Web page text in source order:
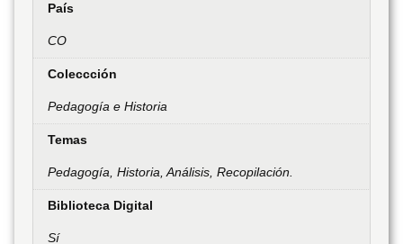
País
CO
Coleccción
Pedagogía e Historia
Temas
Pedagogía, Historia, Análisis, Recopilación.
Biblioteca Digital
Sí